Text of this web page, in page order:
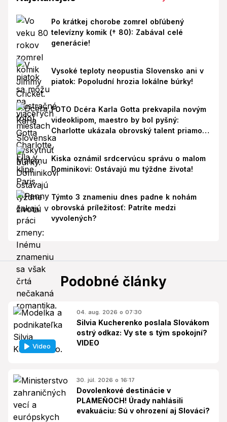
Po krátkej chorobe zomrel obľúbený
televízny komik († 80): Zabával celé
generácie!
Vysoké teploty neopustia Slovensko ani v
piatok: Popoludní hrozia lokálne búrky!
FOTO Dcéra Karla Gotta prekvapila novým
videoklipom, maestro by bol pyšný:
Charlotte ukázala obrovský talent priamo v
Paríži!
Kiska oznámil srdcervúcu správu o malom
Dominikovi: Ostávajú mu týždne života!
Týmto 3 znameniu dnes padne k nohám
obrovská príležitosť: Patríte medzi
vyvolených?
Podobné články
Video
04. aug. 2026 o 07:30
Silvia Kucherenko poslala Slovákom
ostrý odkaz: Vy ste s tým spokojní?
VIDEO
30. júl. 2026 o 16:17
Dovolenkové destinácie v
PLAMEŇOCH! Úrady nahlásili
evakuáciu: Sú v ohrození aj Slováci?